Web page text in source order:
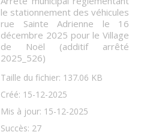
le stationnement des véhicules
rue Sainte Adrienne le 16
décembre 2025 pour le Village
de Noël (additif arrêté
2025_526)
Taille du fichier: 137.06 KB
Créé: 15-12-2025
Mis à jour: 15-12-2025
Succès: 27